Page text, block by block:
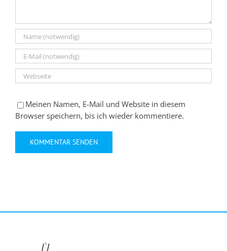
Meinen Namen, E-Mail und Website in diesem
Browser speichern, bis ich wieder kommentiere.